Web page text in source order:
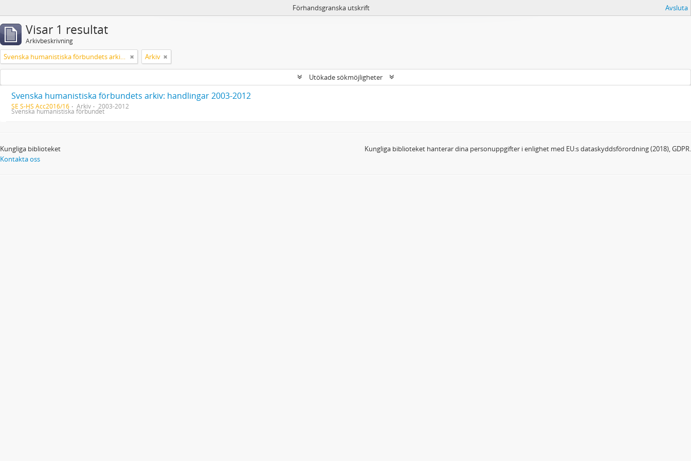
Förhandsgranska utskrift Avsluta
Visar 1 resultat
Arkivbeskrivning
Svenska humanistiska förbundets arkiv: handlingar 2003-2012 Arkiv
Utökade sökmöjligheter
Svenska humanistiska förbundets arkiv: handlingar 2003-2012
SE S-HS Acc2016/16 Arkiv 2003-2012
Svenska humanistiska förbundet
Kungliga biblioteket
Kontakta oss
Kungliga biblioteket hanterar dina personuppgifter i enlighet med EU:s dataskyddsförordning (2018), GDPR.